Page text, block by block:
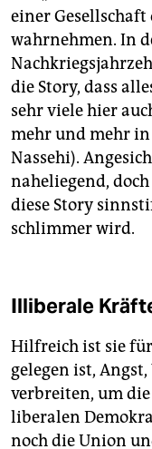
einer Gesellschaft
wahrnehmen. In
die Story, dass
sehr viele hier
mehr und mehr
Nassehi).
naheliegend,
diese Story
schlimmer wird.
Illiberale
Hilfreich ist sie
gelegen ist,
verbreiten, um
liberalen
noch die Union